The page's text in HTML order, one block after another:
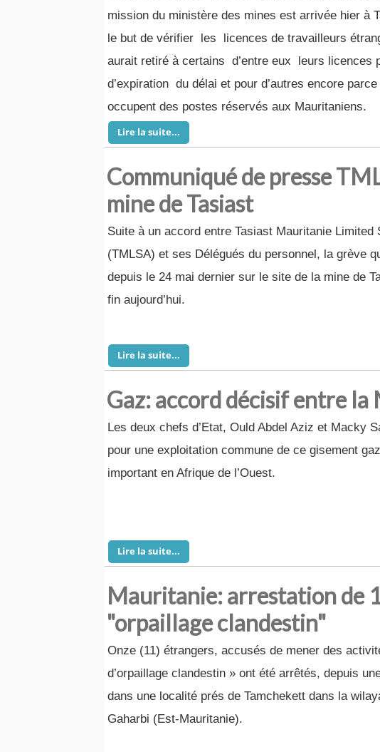
mission du ministère des mines est arrivée hier à
le but de vérifier les licences de travailleurs
aurait retiré à certains d’entre eux leurs licences
d’expiration du délai et pour d’autres encore parce
occupent des postes réservés aux Mauritaniens.
Lire la suite...
Communiqué de presse
mine de Tasiast
Suite à un accord entre Tasiast Mauritanie Limited
(TMLSA) et ses Délégués du personnel, la grève
depuis le 24 mai dernier sur le site de la mine de
fin aujourd’hui.
Lire la suite...
Gaz: accord décisif entre
Les deux chefs d’Etat, Ould Abdel Aziz et Macky
pour une exploitation commune de ce gisement
important en Afrique de l’Ouest.
Lire la suite...
Mauritanie: arrestation de
"orpaillage clandestin"
Onze (11) étrangers, accusés de mener des
d’orpaillage clandestin » ont été arrêtés, depuis
dans une localité prés de Tamchekett dans la
Gaharbi (Est-Mauritanie).